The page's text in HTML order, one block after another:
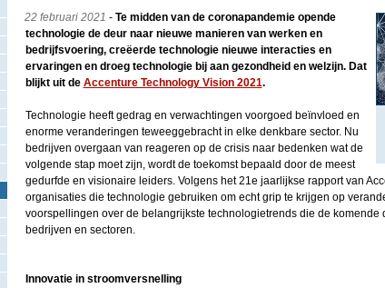
22 februari 2021 - Te midden van de coronapandemie opende
technologie de deur naar nieuwe manieren van werken en
bedrijfsvoering, creëerde technologie nieuwe interacties en
ervaringen en droeg technologie bij aan gezondheid en welzijn. Dat
blijkt uit de Accenture Technology Vision 2021.
Technologie heeft gedrag en verwachtingen voorgoed beïnvloed en
enorme veranderingen teweeggebracht in elke denkbare sector. Nu
bedrijven overgaan van reageren op de crisis naar bedenken wat de
volgende stap moet zijn, wordt de toekomst bepaald door de meest
gedurfde en visionaire leiders. Volgens het 21e jaarlijkse rapport van
organisaties die technologie gebruiken om echt grip te krijgen op
voorspellingen over de belangrijkste technologietrends die de komende
bedrijven en sectoren.
Innovatie in stroomversnelling